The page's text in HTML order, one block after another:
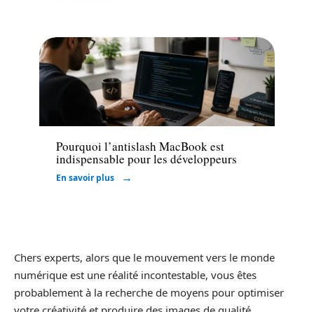
Informatique
Pourquoi l’antislash MacBook est
indispensable pour les développeurs
En savoir plus
Chers experts, alors que le mouvement vers le monde
numérique est une réalité incontestable, vous êtes
probablement à la recherche de moyens pour optimiser